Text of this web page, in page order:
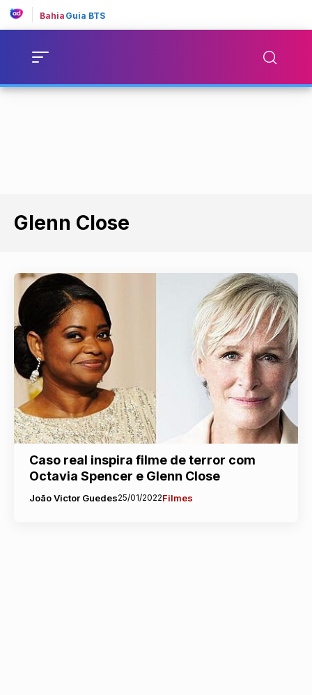
Bahia Guia BTS
Glenn Close
Caso real inspira filme de terror com
Octavia Spencer e Glenn Close
João Victor Guedes25/01/2022Filmes